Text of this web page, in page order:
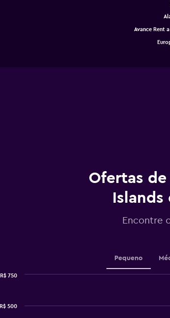
The
Y
axis
displaying
values.
0
Avance Rent
Ofertas
Islands
Encontre
Pequeno
R$ 500
R$ 750